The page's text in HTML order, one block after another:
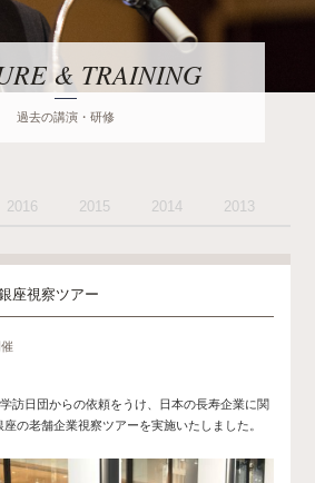
& TRAINING
過去の講演・研修
2016 2015 2014 2013
座視察ツアー
催
訪日団からの依頼をうけ、日本の長寿企業に関
の老舗企業視察ツアーを実施いたしました。